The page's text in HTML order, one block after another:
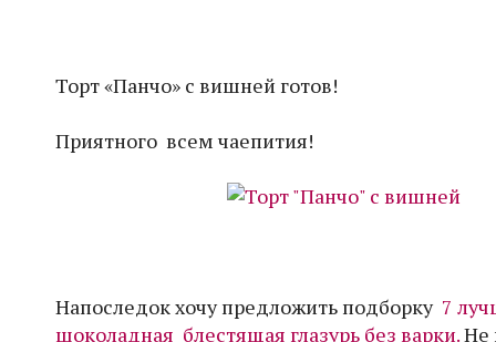
Торт «Панчо» с вишней готов!
Приятного всем чаепития!
Напоследок хочу предложить подборку 7
шоколадная блестящая глазурь без варки.Не